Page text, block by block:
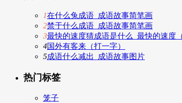
1在什么兔成语_成语故事简笔画
2禁于什么成语_成语故事简笔画
3最快的速度猜成语是什么_最快的速度
4国外有客来（打一字）
5成语什么减出_成语故事图片
热门标签
笼子